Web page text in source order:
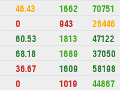
46.43 1662 70751
0 943 26446
60.53 1813 47122
68.18 1689 37050
36.67 1609 58198
0 1019 44867